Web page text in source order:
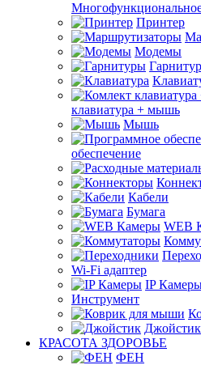
Принтер
Модемы
клавиатура + мышь
Мышь
обеспечение
Кабели
Бумага
WEB
Wi-Fi адаптер
IP
Инструмент
Джойстик
КРАСОТА ЗДОРОВЬЕ
ФЕН